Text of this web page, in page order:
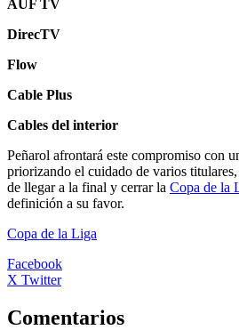
AUF TV
DirecTV
Flow
Cable Plus
Cables del interior
Peñarol afrontará este compromiso con
priorizando el cuidado de varios
de llegar a la final y cerrar la Copa de la
definición a su favor.
Copa de la Liga
Facebook
X Twitter
Comentarios